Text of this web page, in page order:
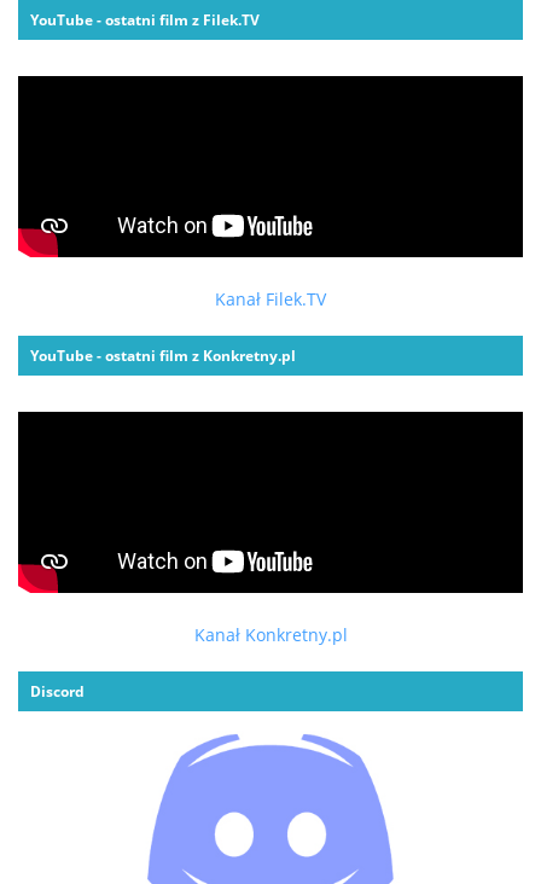
YouTube - ostatni film z Filek.TV
Kanał Filek.TV
YouTube - ostatni film z Konkretny.pl
Kanał Konkretny.pl
Discord